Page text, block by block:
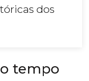
dos
tempo